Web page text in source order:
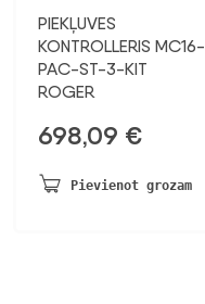
PIEKĻUVES
KONTROLLERIS MC16-
PAC-ST-3-KIT
ROGER
698,09 €
Pievienot grozam